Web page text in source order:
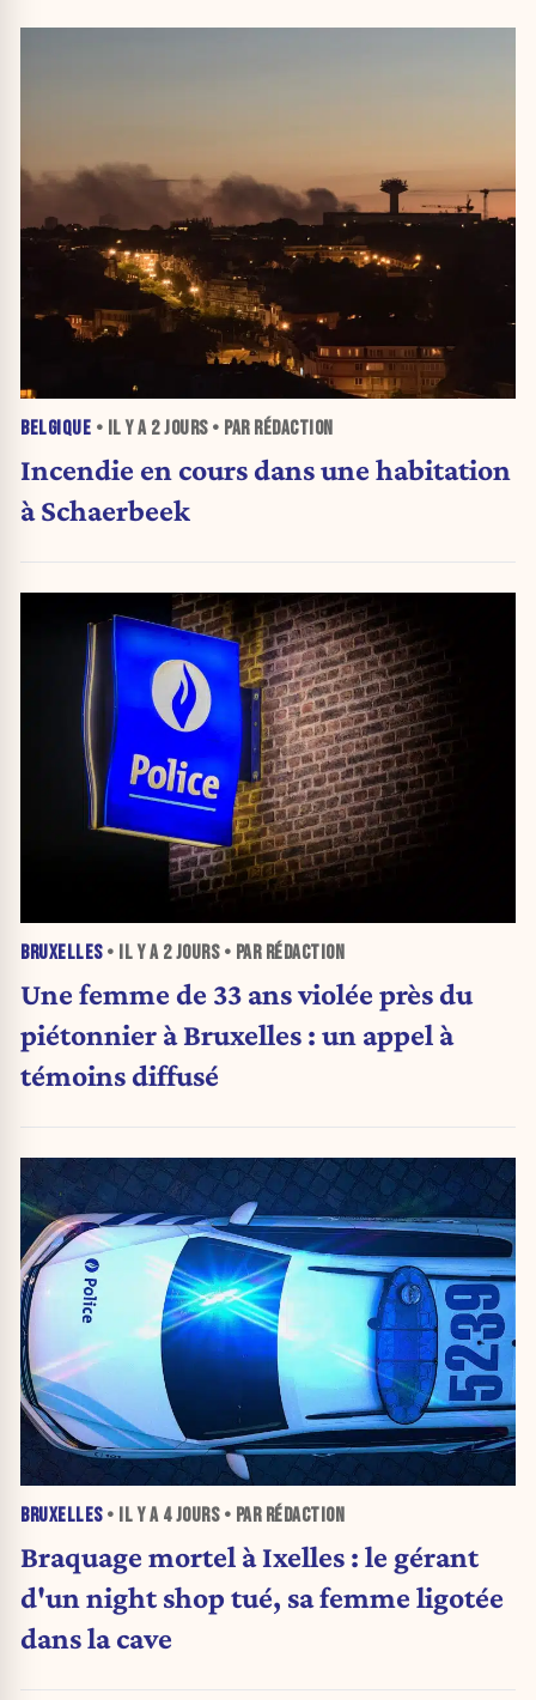
BELGIQUE • IL Y A 2 JOURS• PAR RÉDACTION
Incendie en cours dans une habitation
à Schaerbeek
BRUXELLES• IL Y A 2 JOURS• PAR RÉDACTION
Une femme de 33 ans violée près du
piétonnier à Bruxelles : un appel à
témoins diffusé
BRUXELLES• IL Y A 4 JOURS• PAR RÉDACTION
Braquage mortel à Ixelles : le gérant
d'un night shop tué, sa femme ligotée
dans la cave